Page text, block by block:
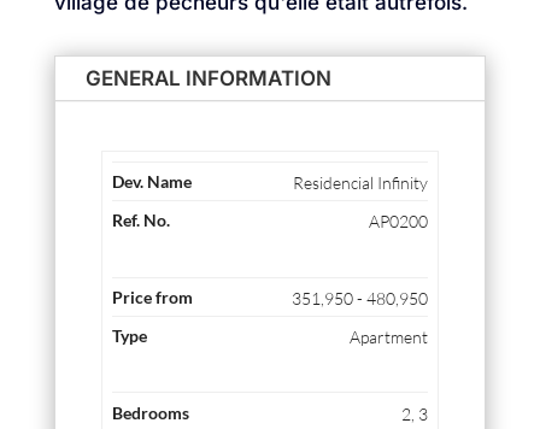
GENERAL INFORMATION
Residencial Infinity
AP0200
351,950 - 480,950
Apartment
2, 3